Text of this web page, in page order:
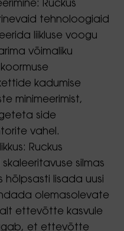
Ruckus
tehnoloogiaid
liikluse voogu
võimaliku
kadumise
minimeerimist,
side
vahel.
Ruckus
silmas
lisada uusi
olemasolevate
ettevõtte kasvule
et ettevõtte